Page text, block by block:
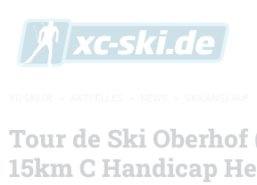
Tour de Ski Oberhof
15km C Handicap